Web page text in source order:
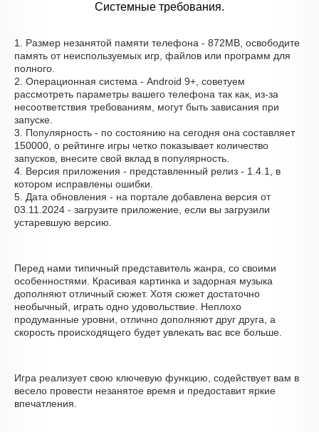
Системные требования.
1. Размер незанятой памяти телефона - 872MB, освободите
память от неиспользуемых игр, файлов или программ для
полного.
2. Операционная система - Android 9+, советуем
рассмотреть параметры вашего телефона так как, из-за
несоответствия требованиям, могут быть зависания при
запуске.
3. Популярность - по состоянию на сегодня она составляет
150000, о рейтинге игры четко показывает количество
запусков, внесите свой вклад в популярность.
4. Версия приложения - представленный релиз - 1.4.1, в
котором исправлены ошибки.
5. Дата обновления - на портале добавлена версия от
03.11.2024 - загрузите приложение, если вы загрузили
устаревшую версию.
Перед нами типичный представитель жанра, со своими
особенностями. Красивая картинка и задорная музыка
дополняют отличный сюжет. Хотя сюжет достаточно
необычный, играть одно удовольствие. Неплохо
продуманные уровни, отлично дополняют друг друга, а
скорость происходящего будет увлекать вас все больше.
Игра реализует свою ключевую функцию, содействует вам в
весело провести незанятое время и предоставит яркие
впечатления.